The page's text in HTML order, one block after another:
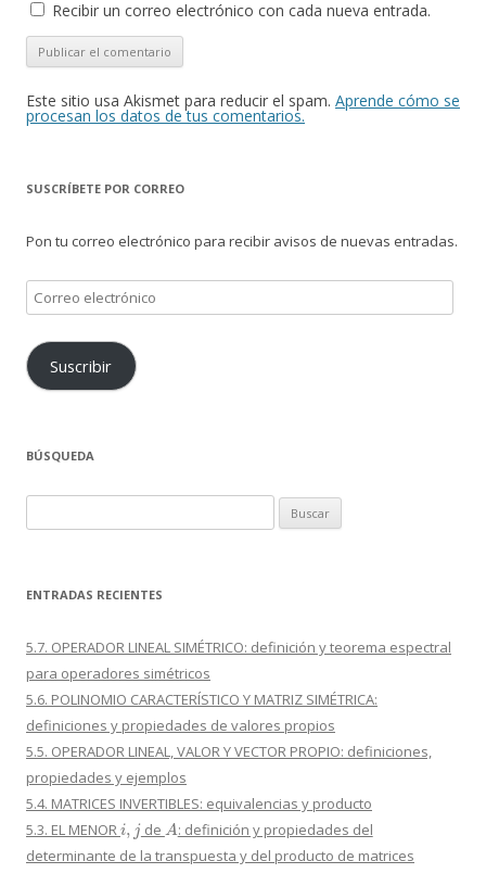
Recibir un correo electrónico con cada nueva entrada.
Este sitio usa Akismet para reducir el spam. Aprende cómo se
procesan los datos de tus comentarios.
SUSCRÍBETE POR CORREO
Pon tu correo electrónico para recibir avisos de nuevas entradas.
Correo
electrónico
Suscribir
BÚSQUEDA
ENTRADAS RECIENTES
5.7. OPERADOR LINEAL SIMÉTRICO: definición y teorema espectral
para operadores simétricos
5.6. POLINOMIO CARACTERÍSTICO Y MATRIZ SIMÉTRICA:
definiciones y propiedades de valores propios
5.5. OPERADOR LINEAL, VALOR Y VECTOR PROPIO: definiciones,
propiedades y ejemplos
5.4. MATRICES INVERTIBLES: equivalencias y producto
5.3. EL MENORi,j de A: definición y propiedades del
determinante de la transpuesta y del producto de matrices